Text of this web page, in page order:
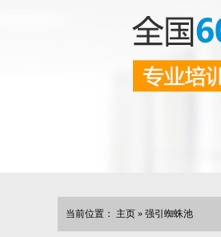
当前位置： 主页 » 强引蜘蛛池